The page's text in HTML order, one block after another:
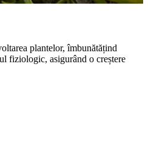
plantelor, îmbunătățind
fiziologic, asigurând o creștere